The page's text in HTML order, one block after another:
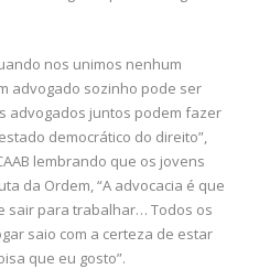
nos unimos nenhum
advogado sozinho pode ser
advogados juntos podem fazer
democrático do direito”,
lembrando que os jovens
da Ordem, “A advocacia é que
sair para trabalhar… Todos os
saio com a certeza de estar
que eu gosto”.